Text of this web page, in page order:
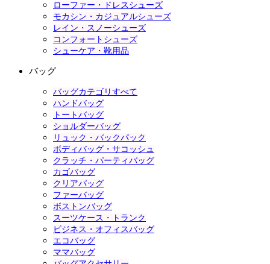
ローファー・ドレスシューズ
モカシン・カジュアルシューズ
レイン・スノーシューズ
コンフォートシューズ
シューケア・靴用品
バッグ
バッグカテゴリすべて
ハンドバッグ
トートバッグ
ショルダーバッグ
リュック・バックパック
ボディバッグ・サコッシュ
クラッチ・パーティバッグ
カゴバッグ
クリアバッグ
ファーバッグ
ボストンバッグ
スーツケース・トランク
ビジネス・オフィスバッグ
エコバッグ
ママバッグ